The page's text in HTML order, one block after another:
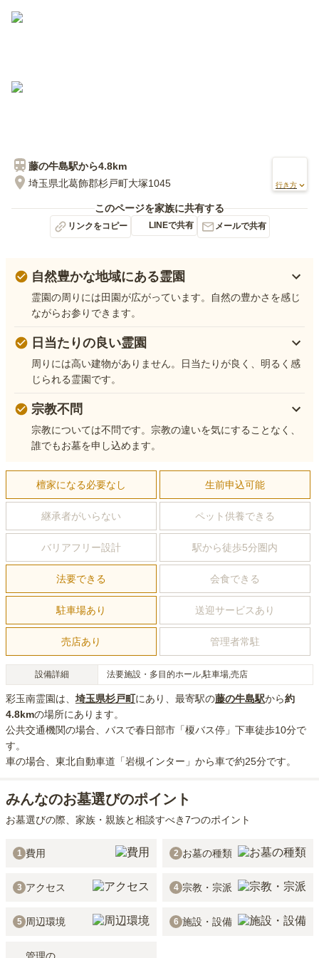
藤の牛島駅から4.8km
埼玉県北葛飾郡杉戸町大塚1045
行き方
このページを家族に共有する
リンクをコピー LINEで共有 メールで共有
自然豊かな地域にある霊園
霊園の周りには田園が広がっています。自然の豊かさを感じ
ながらお参りできます。
日当たりの良い霊園
周りには高い建物がありません。日当たりが良く、明るく感
じられる霊園です。
宗教不問
宗教については不問です。宗教の違いを気にすることなく、
誰でもお墓を申し込めます。
檀家になる必要なし 生前申込可能
継承者がいらない ペット供養できる
バリアフリー設計 駅から徒歩5分圏内
法要できる 会食できる
駐車場あり 送迎サービスあり
売店あり 管理者常駐
設備詳細 法要施設・多目的ホール,駐車場,売店
彩玉南霊園は、 埼玉県杉戸町にあり 、最寄駅の藤の牛島駅から約
4.8kmの場所にあり ます。
公共交通機関の場合 、バスで春日部市「榎バス停」下車徒歩10分で
す。
車の場合 、東北自動車道「岩槻インター」から車で約25分です。
みんなのお墓選びのポイント
お墓選びの際、家族・親族と相談すべき7つのポイント
1 費用 2 お墓の種類
3 アクセス 4 宗教・宗派
5 周辺環境 6 施設・設備
管理の